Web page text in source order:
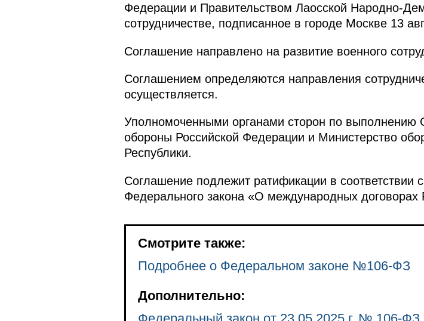
Федерации и Правительством Лаосской Народно-
сотрудничестве, подписанное в городе Москве 13
Соглашение направлено на развитие военного
Соглашением определяются направления
осуществляется.
Уполномоченными органами сторон по выполнению
обороны Российской Федерации и Министерство
Республики.
Соглашение подлежит ратификации в соответствии
Федерального закона «О международных договорах
Смотрите также:
Подробнее о Федеральном законе №106-ФЗ
Дополнительно: